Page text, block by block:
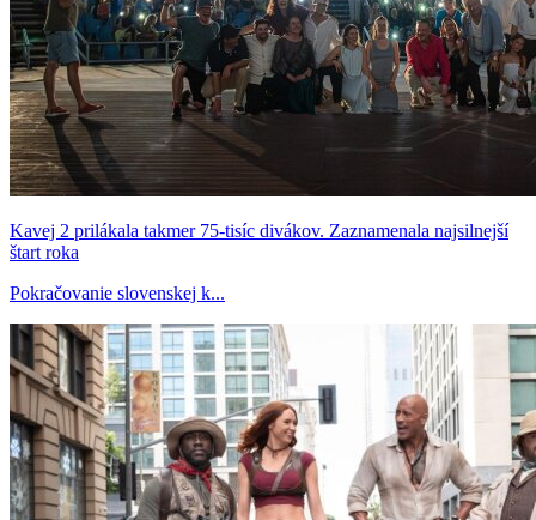
Kavej 2 prilákala takmer 75-tisíc divákov. Zaznamenala najsilnejší
štart roka
Pokračovanie slovenskej k...